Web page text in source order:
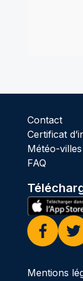
Contact
Certificat
Météo-villes
FAQ
Facebook
Mentions